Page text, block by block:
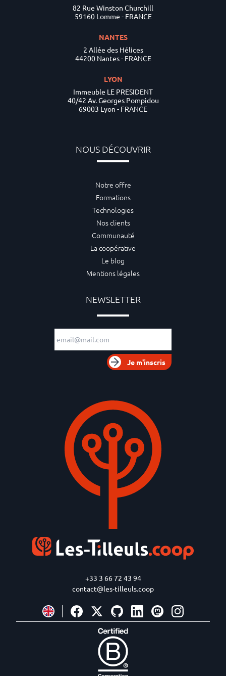
+33 3 66 72 43 94
contact@les-tilleuls.coop
82 Rue Winston Churchill
59160 Lomme - FRANCE
NANTES
2 Allée des Hélices
44200 Nantes - FRANCE
LYON
Immeuble LE PRESIDENT
40/42 Av. Georges Pompidou
69003 Lyon - FRANCE
NOUS DÉCOUVRIR
Notre offre
Formations
Technologies
Nos clients
Communauté
La coopérative
Le blog
Mentions légales
NEWSLETTER
Adresse e-mail
Je m'inscris